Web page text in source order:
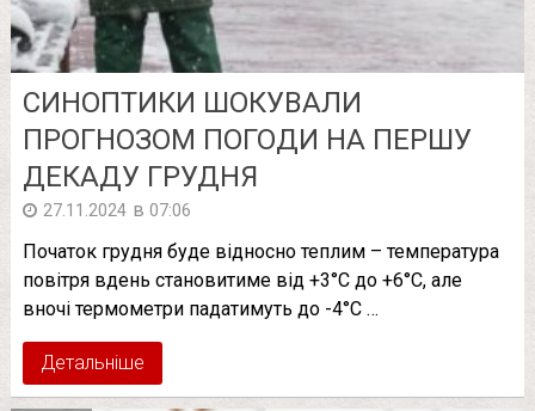
СИНОПТИКИ ШОКУВАЛИ
ПРОГНОЗОМ ПОГОДИ НА ПЕРШУ
ДЕКАДУ ГРУДНЯ
27.11.2024 в 07:06
Початок грудня буде відносно теплим – температура
повітря вдень становитиме від +3°C до +6°C, але
вночі термометри падатимуть до -4°C …
Детальніше